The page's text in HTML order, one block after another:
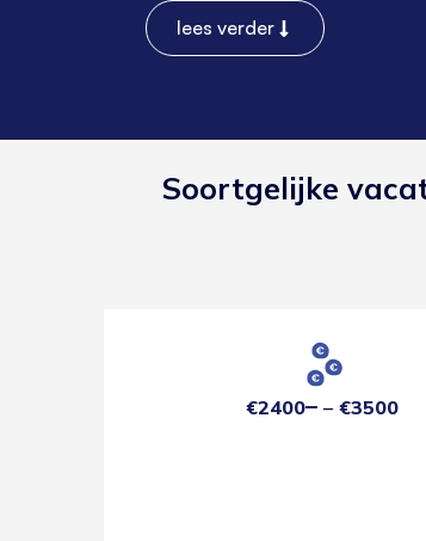
lees verder
Soortgelijke
€2400 €3500